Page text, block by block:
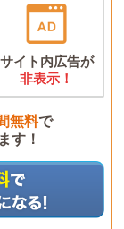
サイト内広告が
非表示！
無料で
す！